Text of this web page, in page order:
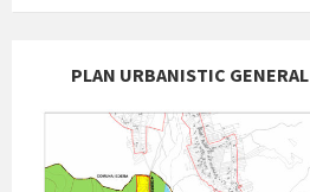
PLAN URBANISTIC GENERAL